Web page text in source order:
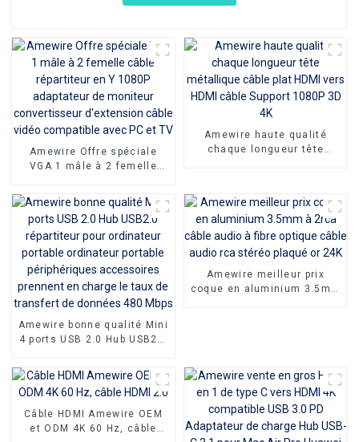
Amewire Offre spéciale
VGA 1 mâle à 2 femelle
1080P adaptateur de
moniteur convertisseur
d'extension câble vidéo
compatible avec PC et TV
Amewire haute qualité
chaque longueur tête
Amewire bonne qualité Mini
4 ports USB 2.0 Hub USB2.0
portable ordinateur portable
périphériques accessoires
prennent en charge le taux
de transfert de données
480 Mbps
Amewire meilleur prix
coque en aluminium 3.5mm
Câble HDMI Amewire OEM
et ODM 4K 60 Hz, câble